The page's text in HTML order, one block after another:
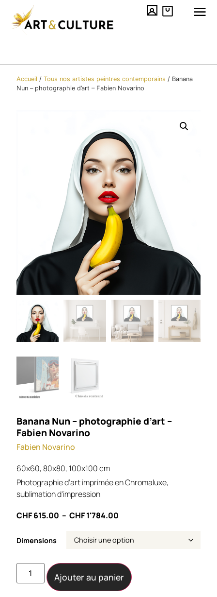
Accueil / Tous nos artistes peintres contemporain​s / Banana
Nun – photographie d’art – Fabien Novarino
Banana Nun – photographie d’art –
Fabien Novarino
Fabien Novarino
60x60, 80x80, 100x100 cm
Photographie d’art imprimée en Chromaluxe,
sublimation d'impression
CHF615.00 – CHF1'784.00
Dimensions
Ajouter au panier